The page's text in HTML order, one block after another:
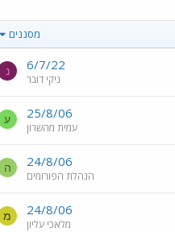
מסננים
6/7/22
ניקי דובר
נ
25/8/06
עמית מהשרון
ע
24/8/06
הנהלת הפורומים
ה
24/8/06
מלאכי עליון
מ